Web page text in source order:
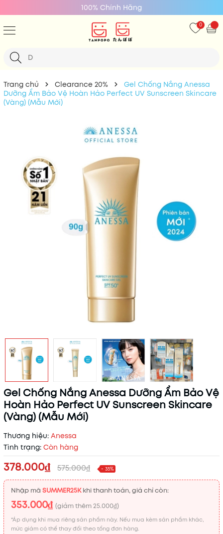
100% Chính Hãng
0
Trang chủ Clearance 20%
Gel Chống Nắng Anessa
Dưỡng Ẩm Bảo Vệ Hoàn Hảo Perfect UV Sunscreen Skincare
(Vàng) (Mẫu Mới)
Gel Chống Nắng Anessa Dưỡng Ẩm Bảo Vệ
Hoàn Hảo Perfect UV Sunscreen Skincare
(Vàng) (Mẫu Mới)
Thương hiệu: Anessa
Tình trạng: Còn hàng
378.000₫ 575.000₫ - 35%
Nhập mã SUMMER25Kkhi thanh toán, giá chỉ còn:
353.000₫ (giảm thêm25.000₫)
*Áp dụng khi mua riêng sản phẩm này. Nếu mua kèm sản phẩm khác,
mức giảm có thể thay đổi theo tổng đơn hàng.